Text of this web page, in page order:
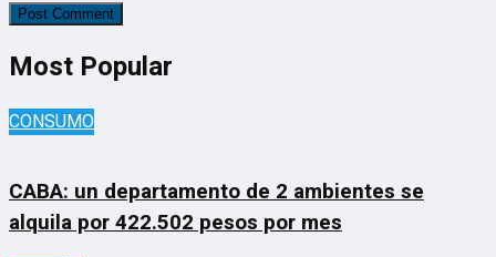
Most Popular
CONSUMO
CABA: un departamento de 2 ambientes se
alquila por 422.502 pesos por mes